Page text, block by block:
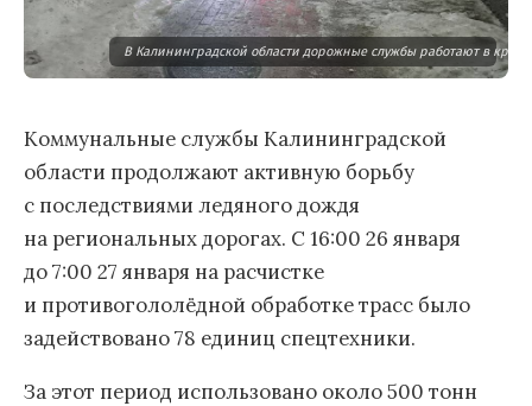
В Калининградской области дорожные службы работают в
Коммунальные службы Калининградской
области продолжают активную борьбу
с последствиями ледяного дождя
на региональных дорогах. С 16:00 26 января
до 7:00 27 января на расчистке
и противогололёдной обработке трасс было
задействовано 78 единиц спецтехники.
За этот период использовано около 500 тонн